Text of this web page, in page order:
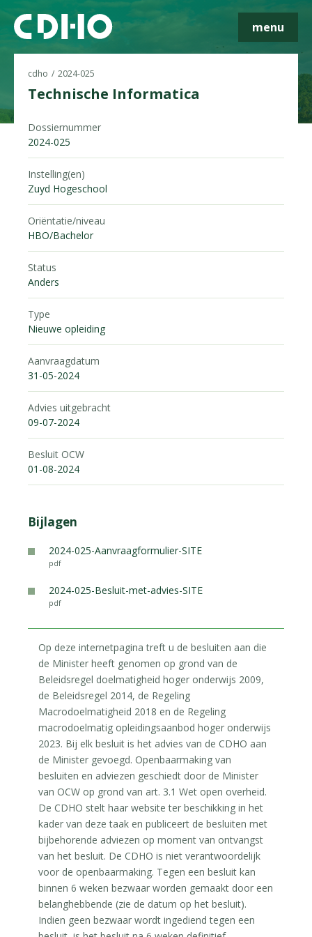
menu
cdho 2024-025
Technische Informatica
Dossiernummer
2024-025
Instelling(en)
Zuyd Hogeschool
Oriëntatie/niveau
HBO/Bachelor
Status
Anders
Type
Nieuwe opleiding
Aanvraagdatum
31-05-2024
Advies uitgebracht
09-07-2024
Besluit OCW
01-08-2024
Bijlagen
2024-025-Aanvraagformulier-SITE
pdf
2024-025-Besluit-met-advies-SITE
pdf
Op deze internetpagina treft u de besluiten aan die
de Minister heeft genomen op grond van de
Beleidsregel doelmatigheid hoger onderwijs 2009,
de Beleidsregel 2014, de Regeling
Macrodoelmatigheid 2018 en de Regeling
macrodoelmatig opleidingsaanbod hoger onderwijs
2023. Bij elk besluit is het advies van de CDHO aan
de Minister gevoegd. Openbaarmaking van
besluiten en adviezen geschiedt door de Minister
van OCW op grond van art. 3.1 Wet open overheid.
De CDHO stelt haar website ter beschikking in het
kader van deze taak en publiceert de besluiten met
bijbehorende adviezen op moment van ontvangst
van het besluit. De CDHO is niet verantwoordelijk
voor de openbaarmaking. Tegen een besluit kan
binnen 6 weken bezwaar worden gemaakt door een
belanghebbende (zie de datum op het besluit).
Indien geen bezwaar wordt ingediend tegen een